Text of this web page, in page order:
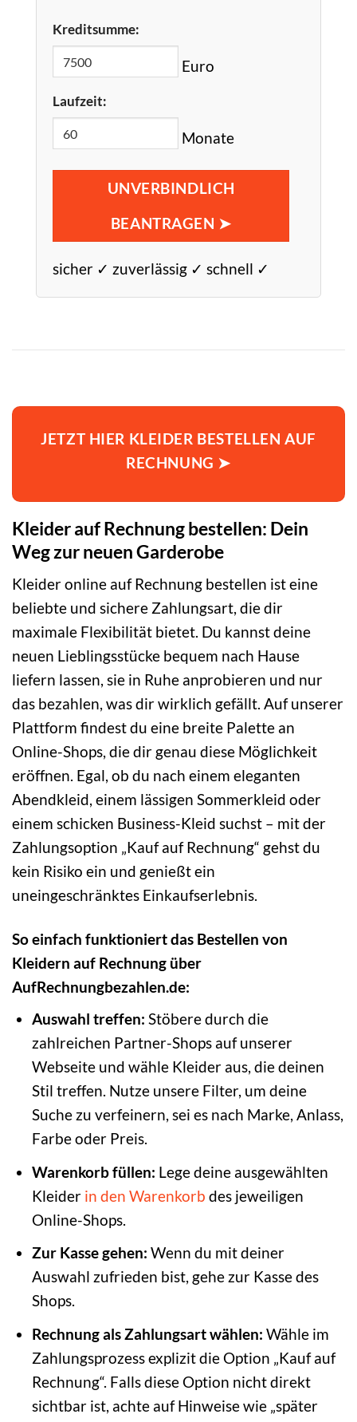
Kreditsumme:
Euro
Laufzeit:
Monate
UNVERBINDLICH
BEANTRAGEN ➤
sicher ✓ zuverlässig ✓ schnell ✓
JETZT HIER KLEIDER BESTELLEN AUF
RECHNUNG ➤
Kleider auf Rechnung bestellen: Dein
Weg zur neuen Garderobe
Kleider online auf Rechnung bestellen ist eine
beliebte und sichere Zahlungsart, die dir
maximale Flexibilität bietet. Du kannst deine
neuen Lieblingsstücke bequem nach Hause
liefern lassen, sie in Ruhe anprobieren und nur
das bezahlen, was dir wirklich gefällt. Auf unserer
Plattform findest du eine breite Palette an
Online-Shops, die dir genau diese Möglichkeit
eröffnen. Egal, ob du nach einem eleganten
Abendkleid, einem lässigen Sommerkleid oder
einem schicken Business-Kleid suchst – mit der
Zahlungsoption „Kauf auf Rechnung“ gehst du
kein Risiko ein und genießt ein
uneingeschränktes Einkaufserlebnis.
So einfach funktioniert das Bestellen von
Kleidern auf Rechnung über
AufRechnungbezahlen.de:
Auswahl treffen: Stöbere durch die
zahlreichen Partner-Shops auf unserer
Webseite und wähle Kleider aus, die deinen
Stil treffen. Nutze unsere Filter, um deine
Suche zu verfeinern, sei es nach Marke, Anlass,
Farbe oder Preis.
Warenkorb füllen: Lege deine ausgewählten
Kleider in den Warenkorb des jeweiligen
Online-Shops.
Zur Kasse gehen: Wenn du mit deiner
Auswahl zufrieden bist, gehe zur Kasse des
Shops.
Rechnung als Zahlungsart wählen: Wähle im
Zahlungsprozess explizit die Option „Kauf auf
Rechnung“. Falls diese Option nicht direkt
sichtbar ist, achte auf Hinweise wie „später